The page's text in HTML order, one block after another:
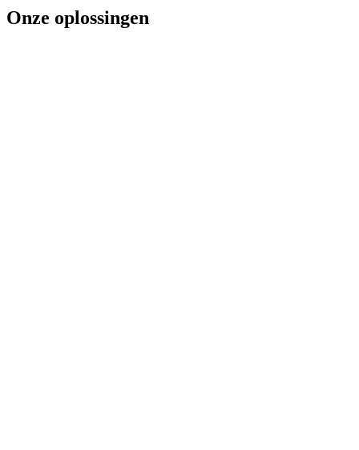
Onze oplossingen